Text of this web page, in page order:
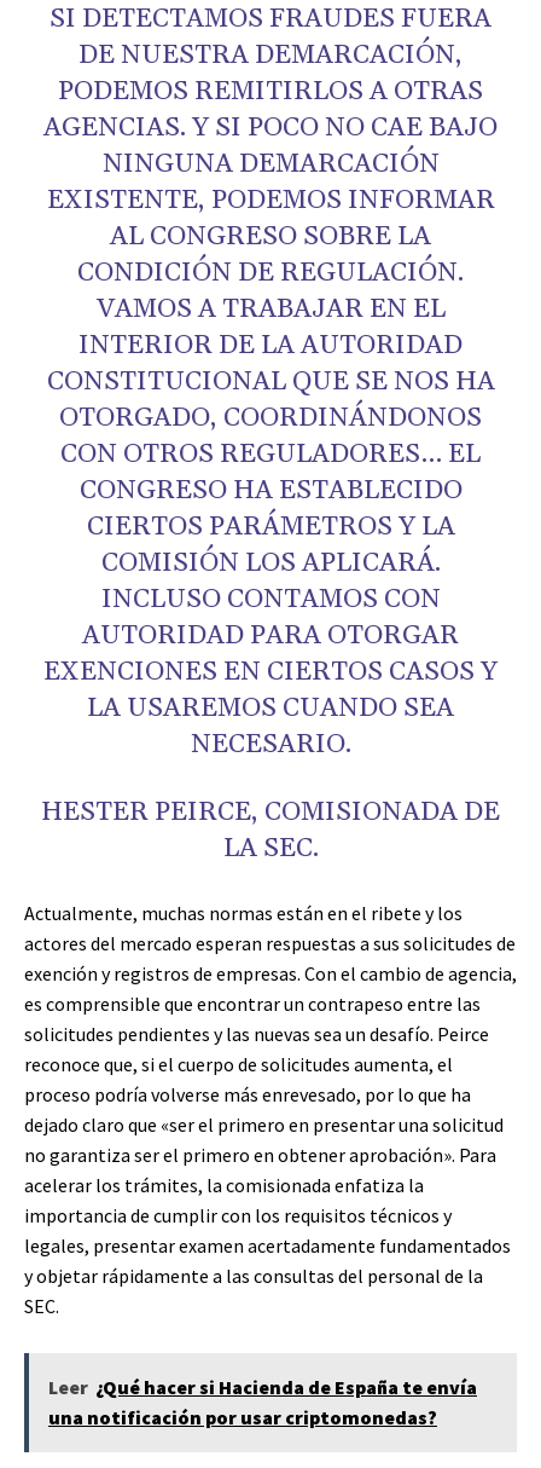
SI DETECTAMOS FRAUDES FUERA
DE NUESTRA DEMARCACIÓN,
PODEMOS REMITIRLOS A OTRAS
AGENCIAS. Y SI POCO NO CAE BAJO
NINGUNA DEMARCACIÓN
EXISTENTE, PODEMOS INFORMAR
AL CONGRESO SOBRE LA
CONDICIÓN DE REGULACIÓN.
VAMOS A TRABAJAR EN EL
INTERIOR DE LA AUTORIDAD
CONSTITUCIONAL QUE SE NOS HA
OTORGADO, COORDINÁNDONOS
CON OTROS REGULADORES… EL
CONGRESO HA ESTABLECIDO
CIERTOS PARÁMETROS Y LA
COMISIÓN LOS APLICARÁ.
INCLUSO CONTAMOS CON
AUTORIDAD PARA OTORGAR
EXENCIONES EN CIERTOS CASOS Y
LA USAREMOS CUANDO SEA
NECESARIO.
HESTER PEIRCE, COMISIONADA DE
LA SEC.
Actualmente, muchas normas están en el ribete y los
actores del mercado esperan respuestas a sus solicitudes de
exención y registros de empresas. Con el cambio de agencia,
es comprensible que encontrar un contrapeso entre las
solicitudes pendientes y las nuevas sea un desafío. Peirce
reconoce que, si el cuerpo de solicitudes aumenta, el
proceso podría volverse más enrevesado, por lo que ha
dejado claro que «ser el primero en presentar una solicitud
no garantiza ser el primero en obtener aprobación». Para
acelerar los trámites, la comisionada enfatiza la
importancia de cumplir con los requisitos técnicos y
legales, presentar examen acertadamente fundamentados
y objetar rápidamente a las consultas del personal de la
SEC.
Leer ¿Qué hacer si Hacienda de España te envía
una notificación por usar criptomonedas?